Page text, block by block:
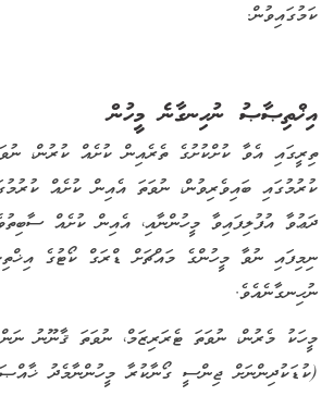
ކަމުގައިވުން.
އިޚްތިޞާޞު ނުހިނގާނެ މީހުން
ތިރީގައި އެވާ ކުށްކުށުގެ ތެރެއިން ކުށެއް ކުރުން،
ކުރުމުގައި ބައިވެރިވުން، ނުވަތަ އެއިން ކުށެއް
ދަޢުވާ އުފުލިފައިވާ މީހުންނާއި، އެއިން ކުށެއް
ނިމިފައި ނުވާ މީހުންގެ މައްޗަށް ޑްރަގް ކޯޓުގެ
ނުހިނގާނެއެވެ.
(ކުޑަކުދިންނަށް ޖިންސީ ގޯނާކުރާ މީހުންނާމެދު